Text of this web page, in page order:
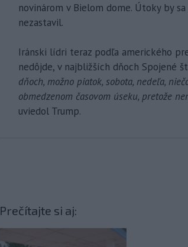
novinárom v Bielom dome. Útoky by
nezastavil.
Iránski lídri teraz podľa amerického
nedôjde, v najbližších dňoch Spojené
dňoch, možno piatok, sobota, nedeľa,
obmedzenom časovom úseku, pretože
uviedol Trump.
Prečítajte si aj: